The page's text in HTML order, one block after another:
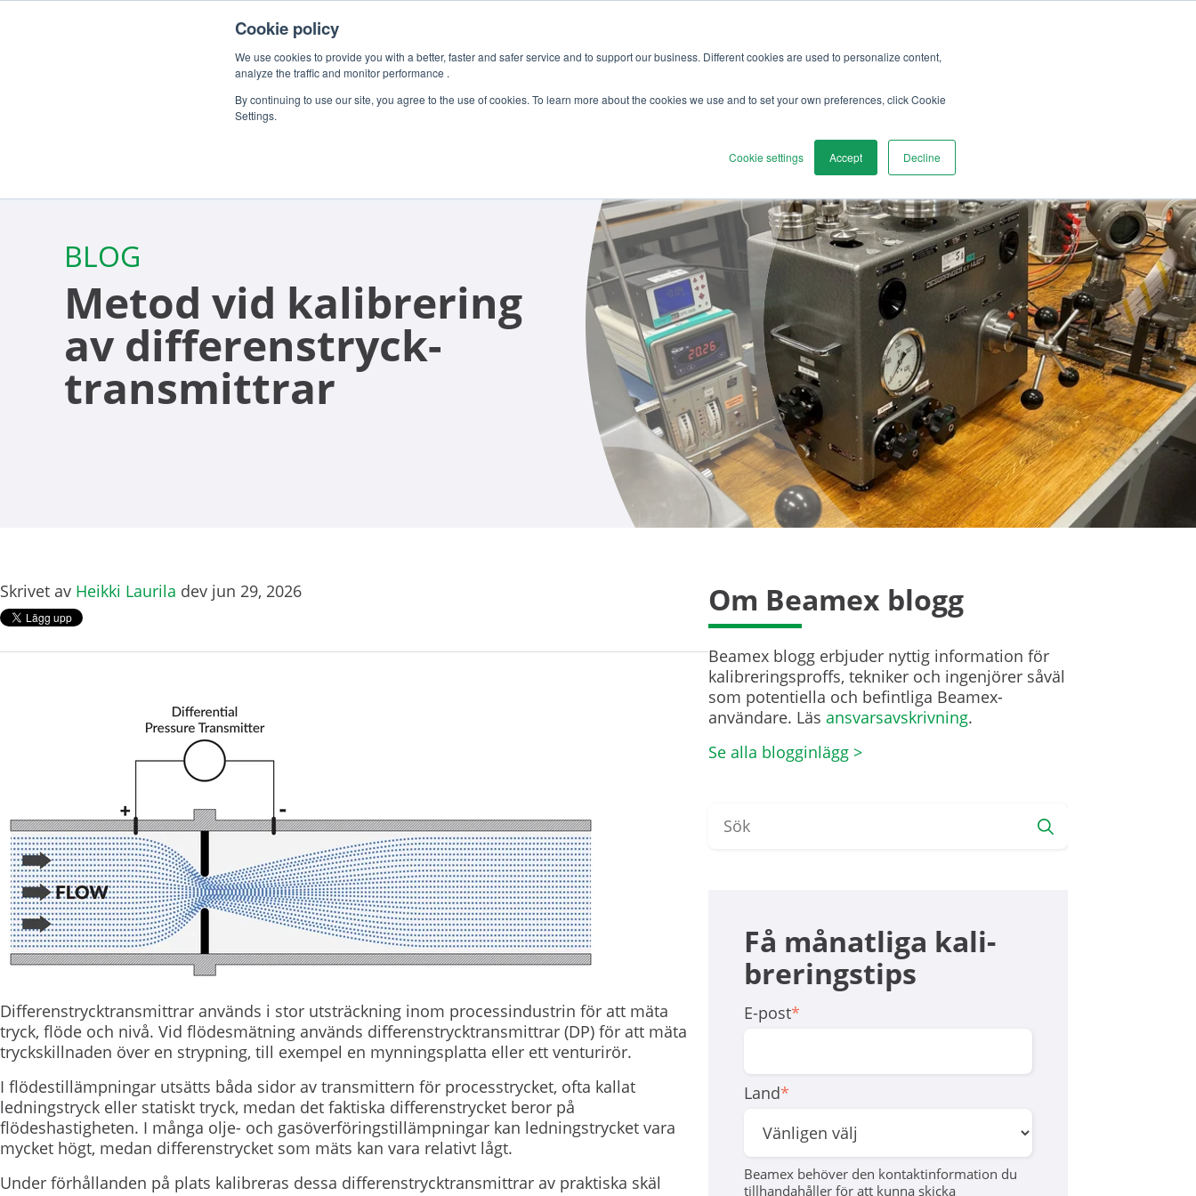
Cookie policy
We use cookies to provide you with a better, faster and safer service and to support our business. Different cookies are used to personalize content,
analyze the traffic and monitor performance .
By continuing to use our site, you agree to the use of cookies. To learn more about the cookies we use and to set your own preferences, click Cookie
Settings.
Cookie settings Accept Decline
BLOG
Metod vid kalibrering
av differenstryck­
transmittrar
Skrivet av Heikki Laurila dev jun 29, 2026
Differenstrycktransmittrar används i stor utsträckning inom processindustrin för att mäta
tryck, flöde och nivå. Vid flödesmätning används differenstrycktransmittrar (DP) för att mäta
tryckskillnaden över en strypning, till exempel en mynningsplatta eller ett venturirör.
I flödestillämpningar utsätts båda sidor av transmittern för processtrycket, ofta kallat
ledningstryck eller statiskt tryck, medan det faktiska differenstrycket beror på
flödeshastigheten. I många olje- och gasöverföringstillämpningar kan ledningstrycket vara
mycket högt, medan differenstrycket som mäts kan vara relativt lågt.
Under förhållanden på plats kalibreras dessa differenstrycktransmittrar av praktiska skäl
Om Beamex blogg
Beamex blogg erbjuder nyttig information för
kalibreringsproffs, tekniker och ingenjörer såväl
som potentiella och befintliga Beamex-
användare. Läs ansvarsavskrivning.
Se alla blogginlägg >
Få månatliga kali­
brerings­tips
E-post*
Land*
Beamex behöver den kontaktinformation du
tillhandahåller för att kunna skicka